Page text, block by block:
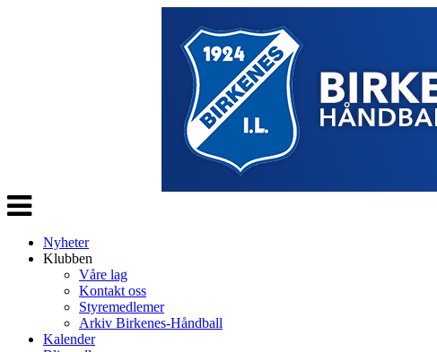
Veksle
navigasjon
Nyheter
Klubben
Våre lag
Kontakt oss
Styremedlemer
Arkiv Birkenes-Håndball
Kalender